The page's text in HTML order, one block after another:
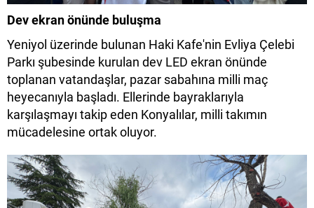
Dev ekran önünde buluşma
Yeniyol üzerinde bulunan Haki Kafe'nin Evliya Çelebi
Parkı şubesinde kurulan dev LED ekran önünde
toplanan vatandaşlar, pazar sabahına milli maç
heyecanıyla başladı. Ellerinde bayraklarıyla
karşılaşmayı takip eden Konyalılar, milli takımın
mücadelesine ortak oluyor.